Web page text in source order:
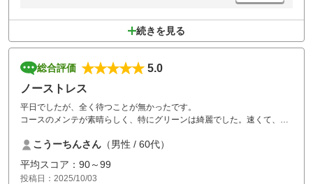
続きを見る
総合評価
5.0
ノーストレス
平日でしたが、全く待つことが無かったです。
コースのメンテが素晴らしく、特にグリーンは綺麗でした。速くて、難
スループレイか、休憩が入るかが、当日に決まるという点は、改善して
欲しいです。 食事を持参すべきかどうかわからないので。
こうーちんさん （男性 / 60代）
平均スコア：90～99
投稿日：2025/10/03